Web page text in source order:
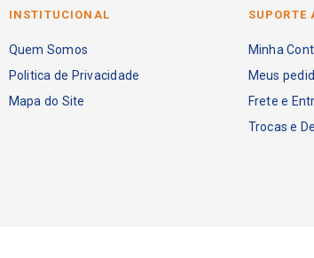
INSTITUCIONAL
Quem Somos
Politica de Privacidade
Mapa do Site
SUPORTE
Minha
Meus
Frete e
Trocas e